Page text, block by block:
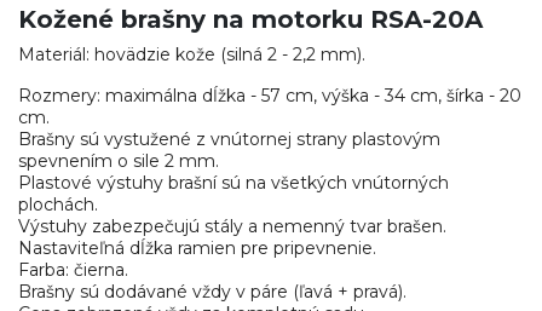
Kožené brašny na motorku RSA-20A
Materiál: hovädzie kože (silná 2 - 2,2 mm).
Rozmery: maximálna dĺžka - 57 cm, výška - 34 cm, šírka - 20
cm.
Brašny sú vystužené z vnútornej strany plastovým
spevnením o sile 2 mm.
Plastové výstuhy brašní sú na všetkých vnútorných
plochách.
Výstuhy zabezpečujú stály a nemenný tvar brašen.
Nastaviteľná dĺžka ramien pre pripevnenie.
Farba: čierna.
Brašny sú dodávané vždy v páre (ľavá + pravá).